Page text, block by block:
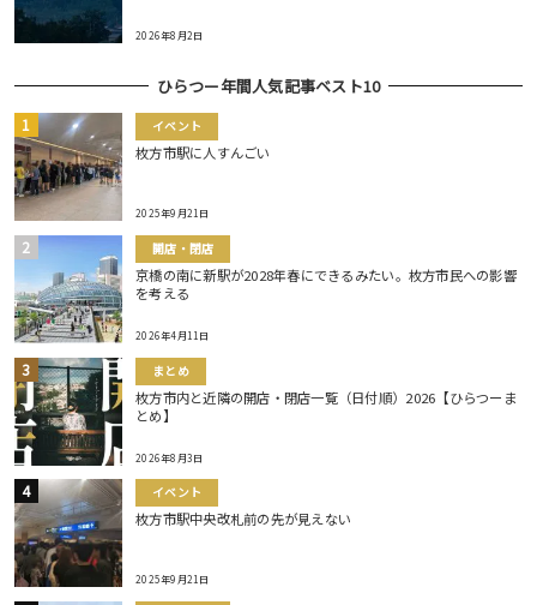
2026年8月2日
ひらつー年間人気記事ベスト10
イベント
枚方市駅に人すんごい
2025年9月21日
開店・閉店
京橋の南に新駅が2028年春にできるみたい。枚方市民への影響
を考える
2026年4月11日
まとめ
枚方市内と近隣の開店・閉店一覧（日付順）2026【ひらつーま
とめ】
2026年8月3日
イベント
枚方市駅中央改札前の先が見えない
2025年9月21日